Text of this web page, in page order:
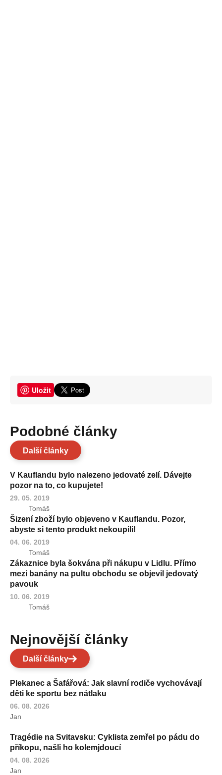
Uložit
Podobné články
Další články
V Kauflandu bylo nalezeno jedovaté zelí. Dávejte
pozor na to, co kupujete!
29. 05. 2019
Tomáš
Šizení zboží bylo objeveno v Kauflandu. Pozor,
abyste si tento produkt nekoupili!
04. 06. 2019
Tomáš
Zákaznice byla šokvána při nákupu v Lidlu. Přímo
mezi banány na pultu obchodu se objevil jedovatý
pavouk
10. 06. 2019
Tomáš
Nejnovější články
Další články
Plekanec a Šafářová: Jak slavní rodiče vychovávají
děti ke sportu bez nátlaku
06. 08. 2026
Jan
Tragédie na Svitavsku: Cyklista zemřel po pádu do
příkopu, našli ho kolemjdoucí
04. 08. 2026
Jan